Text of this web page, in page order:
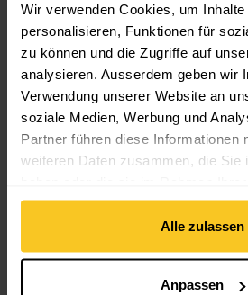
Wir verwenden Cookies, um
personalisieren, Funktionen für
zu können und die Zugriffe auf
analysieren. Ausserdem geben wir
Verwendung unserer Website an
soziale Medien, Werbung und
Partner führen diese Informationen
weiteren Daten zusammen, die Sie
gesammelt haben.
Alle zulassen
Anpassen
Das könnte dich auch
Geschirr Trockentuch ansehen